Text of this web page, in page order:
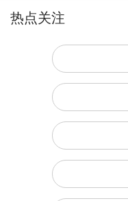
热点关注